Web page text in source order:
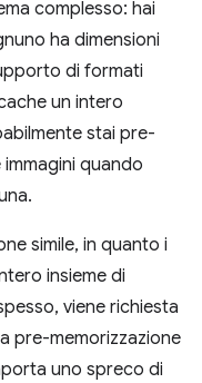
complesso: hai
ha dimensioni
di formati
un intero
stai pre-
quando
simile, in quanto i
insieme di
viene richiesta
pre-memorizzazione
uno spreco di